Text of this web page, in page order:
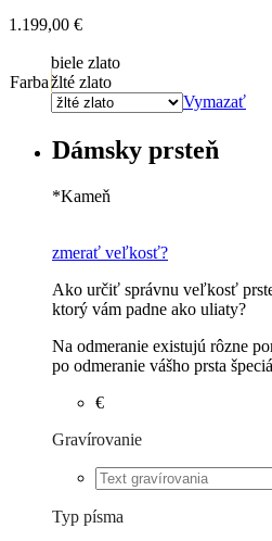
1.199,00 €
Farba
biele zlato
žlté zlato
Vymazať
Dámsky prsteň
*Kameň
zmerať veľkosť?
Ako určiť správnu veľkosť
ktorý vám padne ako uliaty?
Na odmeranie existujú rôzne
po odmeranie vášho prsta
€
Gravírovanie
Typ písma